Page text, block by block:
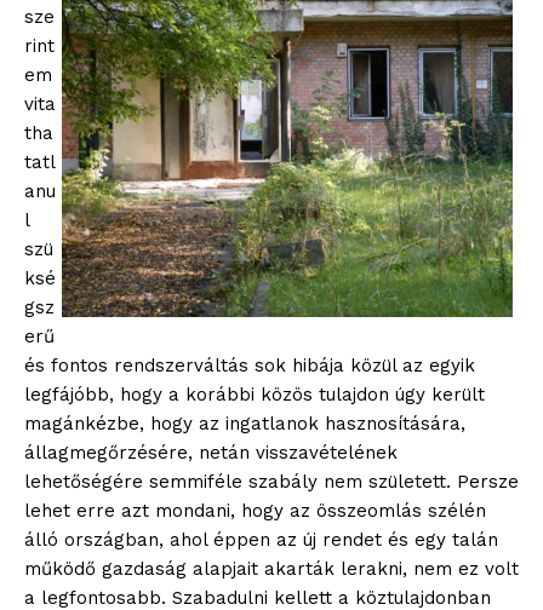
sze
rint
em
vita
tha
tatl
anu
l
szü
ksé
gsz
erű
és fontos rendszerváltás sok hibája közül az egyik
legfájóbb, hogy a korábbi közös tulajdon úgy került
magánkézbe, hogy az ingatlanok hasznosítására,
állagmegőrzésére, netán visszavételének
lehetőségére semmiféle szabály nem született. Persze
lehet erre azt mondani, hogy az összeomlás szélén
álló országban, ahol éppen az új rendet és egy talán
működő gazdaság alapjait akarták lerakni, nem ez volt
a legfontosabb. Szabadulni kellett a köztulajdonban